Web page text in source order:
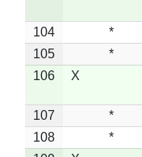
104 *
105
*
106
X
107 *
108
*